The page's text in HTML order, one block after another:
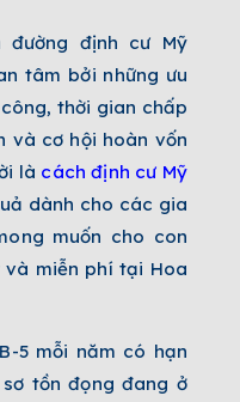
đường định cư Mỹ
tâm bởi những ưu
thời gian chấp
và cơ hội hoàn vốn
là cách định cư Mỹ
dành cho các gia
muốn cho con
miễn phí tại Hoa
5 mỗi năm có hạn
tồn đọng đang ở